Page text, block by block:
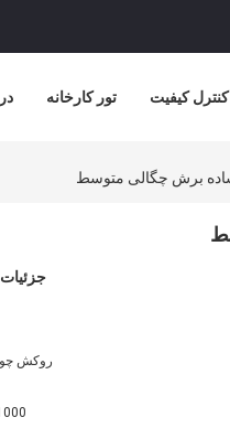
تور کارخانه کنترل کیفیت
روکش
1000 متر